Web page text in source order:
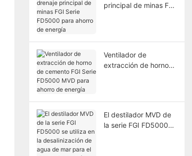
principal de minas FGI
Ventilador de
extracción de horno
El destilador MVD de
la serie FGI FD5000